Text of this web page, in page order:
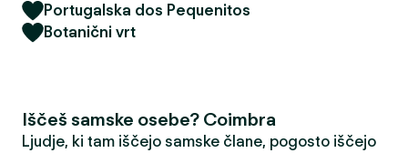
Portugalska dos Pequenitos
Botanični vrt
Iščeš samske osebe? Coimbra
Ljudje, ki tam iščejo samske člane, pogosto iščejo